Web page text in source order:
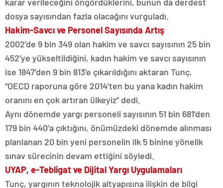
dosya sayısından fazla olacağını vurguladı.
Hakim-Savcı ve Personel Sayısında Artış
2002’de 9 bin 349 olan hakim ve savcı sayısının 25 bin
452’ye yükseltildiğini, kadın hakim ve savcı sayısının
ise 1847’den 9 bin 813’e çıkarıldığını aktaran Tunç,
“OECD raporuna göre 2014’ten bu yana kadın hakim
oranını en çok artıran ülkeyiz” dedi.
Aynı dönemde yargı personeli sayısının 51 bin 681’den
179 bin 440’a çıktığını, önümüzdeki dönemde alınması
planlanan 20 bin yeni personelin ilk 5 binine yönelik
sınav sürecinin devam ettiğini söyledi.
UYAP, e-Tebligat ve Dijital Yargı Uygulamaları
Tunç, yargının teknolojik altyapısına ilişkin de bilgi